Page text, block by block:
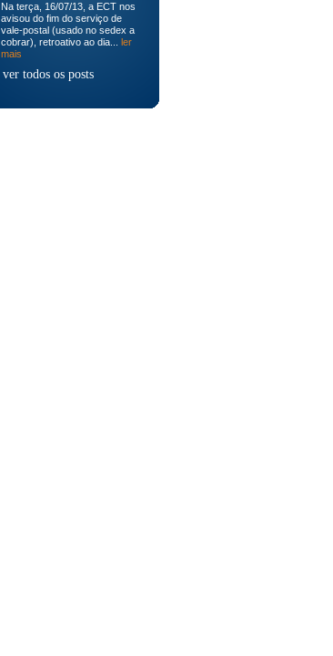
Na terça, 16/07/13, a ECT nos
avisou do fim do serviço de
vale-postal (usado no sedex a
cobrar), retroativo ao dia... ler
mais
ver todos os posts